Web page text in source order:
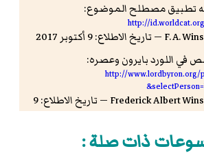
تطبيق مصطلح الموضوع:
http://
اللورد بايرون وعصره:
http://www.lordbyron.org/
— باسم: Frederick Albert Winsor — تاريخ الاطلاع: 9
أكتوبر 2017 — الرخصة: Creative Commons
Attribution-NonCommercial-
ذات صلة :